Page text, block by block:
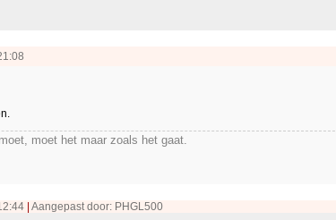
moet het maar zoals het gaat.
Aangepast door: PHGL500